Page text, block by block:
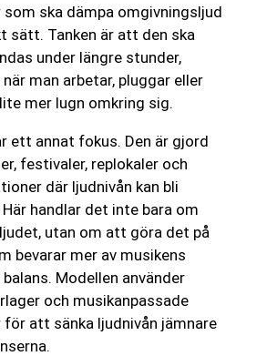
ska dämpa omgivningsljud
sätt. Tanken är att den ska
under längre stunder,
man arbetar, pluggar eller
mer lugn omkring sig.
ett annat fokus. Den är gjord
festivaler, replokaler och
där ljudnivån kan bli
handlar det inte bara om
utan om att göra det på
bevarar mer av musikens
Modellen använder
och musikanpassade
att sänka ljudnivån jämnare